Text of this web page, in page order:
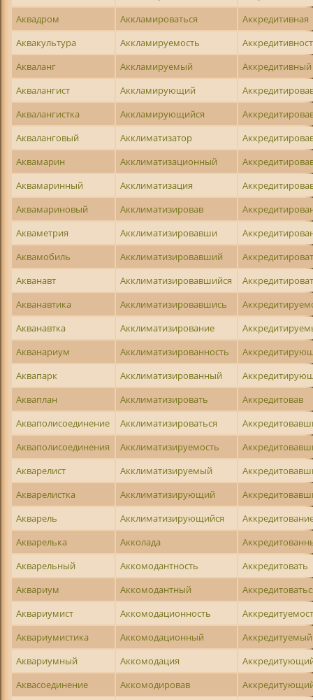
Аквадром
Аккламироваться
Аккредитивная
Аквакультура
Аккламируемость
Акваланг
Аккламируемый
Аккредитивный
Аквалангист
Аккламирующий
Аквалангистка
Аккламирующийся
Акваланговый
Акклиматизатор
Аквамарин
Акклиматизационный
Аквамаринный
Акклиматизация
Аквамариновый
Акклиматизировав
Акваметрия
Акклиматизировавши
Аквамобиль
Акклиматизировавший
Акванавт
Акклиматизировавшийся
Акванавтика
Акклиматизировавшись
Акванавтка
Акклиматизирование
Акванариум
Акклиматизированность
Аквапарк
Акклиматизированный
Акваплан
Акклиматизировать
Аккредитовав
Акваполисоединение
Акклиматизироваться
Акваполисоединения
Акклиматизируемость
Акварелист
Акклиматизируемый
Акварелистка
Акклиматизирующий
Акварель
Акклиматизирующийся
Акварелька
Акколада
Акварельный
Аккомодантность
Аккредитовать
Аквариум
Аккомодантный
Аквариумист
Аккомодационность
Аквариумистика
Аккомодационный
Аккредитуемый
Аквариумный
Аккомодация
Аквасоединение
Аккомодировав